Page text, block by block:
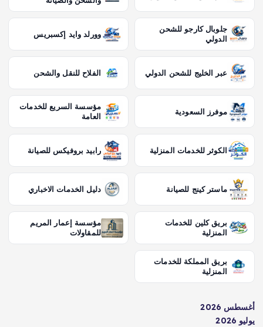
جلوبال كارجو للشحن
الدولي
وورلد وايد إكسبريس
عبر الخليج للشحن الدولي الفلاح للنقل والشحن
موفرز السعودية
مؤسسة السريع للخدمات
العامة
الكوثر للخدمات المنزلية رابيد بروفيكس للصيانة
ماستر كينج للصيانة دليل الخدمات الاخباري
بريق كلين للخدمات
المنزلية
مؤسسة إعمار المريم
للمقاولات
بريق المملكة للخدمات
المنزلية
أغسطس 2026
يوليو 2026